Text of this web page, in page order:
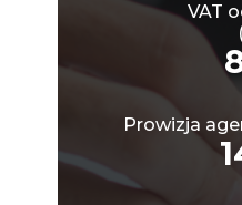
VAT
Prowizja